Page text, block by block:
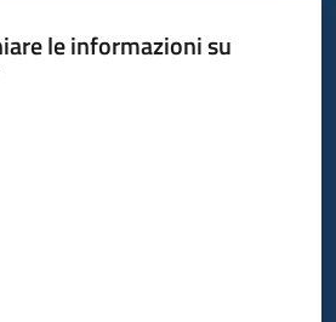
le informazioni su